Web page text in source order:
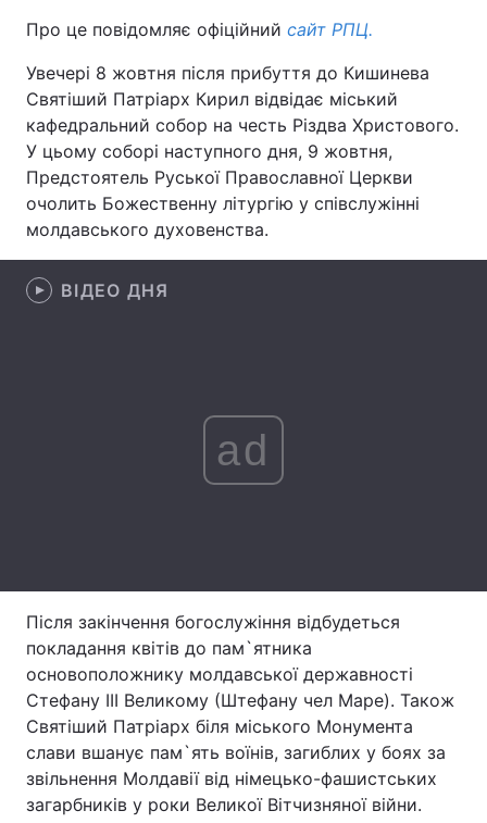
Світ
Наука
Здоров'я Туризм
Цікавинки Погода
Екологія Регіони
Лонгріди
Про це повідомляє офіційний сайт РПЦ.
Увечері 8 жовтня після прибуття до Кишинева
Святіший Патріарх Кирил відвідає міський
кафедральний собор на честь Різдва Христового.
У цьому соборі наступного дня, 9 жовтня,
Предстоятель Руської Православної Церкви
очолить Божественну літургію у співслужінні
молдавського духовенства.
ВІДЕО ДНЯ
ad
Після закінчення богослужіння відбудеться
покладання квітів до пам`ятника
основоположнику молдавської державності
Стефану III Великому (Штефану чел Маре). Також
Святіший Патріарх біля міського Монумента
слави вшанує пам`ять воїнів, загиблих у боях за
звільнення Молдавії від німецько-фашистських
загарбників у роки Великої Вітчизняної війни.